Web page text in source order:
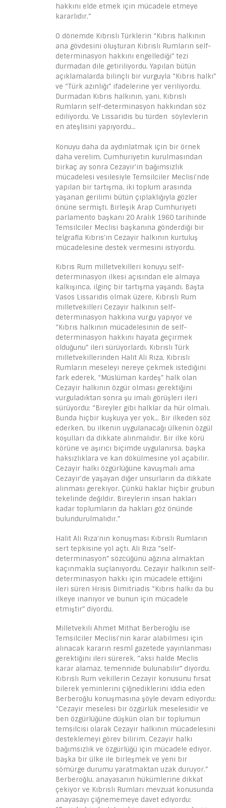
hakkını elde etmek için mücadele etmeye
kararlıdır.”
O dönemde Kıbrıslı Türklerin “Kıbrıs halkının
ana gövdesini oluşturan Kıbrıslı Rumların self-
determinasyon hakkını engellediği” tezi
durmadan dile getiriliyordu. Yapılan bütün
açıklamalarda bilinçli bir vurguyla “Kıbrıs halkı”
ve “Türk azınlığı” ifadelerine yer veriliyordu.
Durmadan Kıbrıs halkının, yani, Kıbrıslı
Rumların self-determinasyon hakkından söz
ediliyordu. Ve Lissaridis bu türden söylevlerin
en ateşlisini yapıyordu…
Konuyu daha da aydınlatmak için bir örnek
daha verelim. Cumhuriyetin kurulmasından
birkaç ay sonra Cezayir’in bağımsızlık
mücadelesi vesilesiyle Temsilciler Meclisi’nde
yapılan bir tartışma, iki toplum arasında
yaşanan gerilimi bütün çıplaklığıyla gözler
önüne sermişti. Birleşik Arap Cumhuriyeti
parlamento başkanı 20 Aralık 1960 tarihinde
Temsilciler Meclisi başkanına gönderdiği bir
telgrafla Kıbrıs’ın Cezayir halkının kurtuluş
mücadelesine destek vermesini istiyordu.
Kıbrıs Rum milletvekilleri konuyu self-
determinasyon ilkesi açısından ele almaya
kalkışınca, ilginç bir tartışma yaşandı. Başta
Vasos Lissaridis olmak üzere, Kıbrıslı Rum
milletvekilleri Cezayir halkının self-
determinasyon hakkına vurgu yapıyor ve
“Kıbrıs halkının mücadelesinin de self-
determinasyon hakkını hayata geçirmek
olduğunu” ileri sürüyorlardı. Kıbrıslı Türk
milletvekillerinden Halit Ali Rıza, Kıbrıslı
Rumların meseleyi nereye çekmek istediğini
fark ederek, “Müslüman kardeş” halk olan
Cezayir halkının özgür olması gerektiğini
vurguladıktan sonra şu imalı görüşleri ileri
sürüyordu: “Bireyler gibi halklar da hür olmalı.
Bunda hiçbir kuşkuya yer yok… Bir ilkeden söz
ederken, bu ilkenin uygulanacağı ülkenin özgül
koşulları da dikkate alınmalıdır. Bir ilke körü
körüne ve aşırıcı biçimde uygulanırsa, başka
haksızlıklara ve kan dökülmesine yol açabilir.
Cezayir halkı özgürlüğüne kavuşmalı ama
Cezayir’de yaşayan diğer unsurların da dikkate
alınması gerekiyor. Çünkü haklar hiçbir grubun
tekelinde değildir. Bireylerin insan hakları
kadar toplumların da hakları göz önünde
bulundurulmalıdır.”
Halit Ali Rıza’nın konuşması Kıbrıslı Rumların
sert tepkisine yol açtı. Ali Rıza “self-
determinasyon” sözcüğünü ağzına almaktan
kaçınmakla suçlanıyordu. Cezayir halkının self-
determinasyon hakkı için mücadele ettiğini
ileri süren Hrisis Dimitriadis “Kıbrıs halkı da bu
ilkeye inanıyor ve bunun için mücadele
etmiştir” diyordu.
Milletvekili Ahmet Mithat Berberoğlu ise
Temsilciler Meclisi’nin karar alabilmesi için
alınacak kararın resmî gazetede yayınlanması
gerektiğini ileri sürerek, “aksi halde Meclis
karar alamaz, temennide bulunabilir” diyordu.
Kıbrıslı Rum vekillerin Cezayir konusunu fırsat
bilerek yeminlerini çiğnediklerini iddia eden
Berberoğlu konuşmasına şöyle devam ediyordu:
“Cezayir meselesi bir özgürlük meselesidir ve
ben özgürlüğüne düşkün olan bir toplumun
temsilcisi olarak Cezayir halkının mücadelesini
desteklemeyi görev bilirim. Cezayir halkı
bağımsızlık ve özgürlüğü için mücadele ediyor,
başka bir ülke ile birleşmek ve yeni bir
sömürge durumu yaratmaktan uzak duruyor.”
Berberoğlu, anayasanın hükümlerine dikkat
çekiyor ve Kıbrıslı Rumları mevzuat konusunda
anayasayı çiğnememeye davet ediyordu: